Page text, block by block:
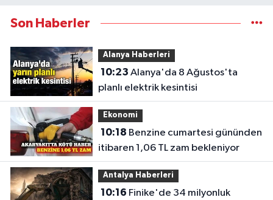
Son Haberler
Alanya Haberleri
10:23
planlı elektrik kesintisi
Ekonomi
10:18
itibaren 1,06 TL zam bekleniyor
Antalya Haberleri
10:16